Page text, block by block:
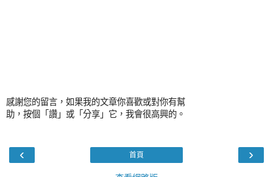
感謝您的留言，如果我的文章你喜歡或對你有幫
助，按個「讚」或「分享」它，我會很高興的。
‹ ›
首頁